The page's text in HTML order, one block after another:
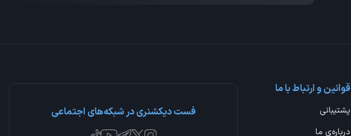
قوانین و ارتباط با ما
پشتیبانی
درباره‌ی ما
فست دیکشنری در شبکه‌های اجتماعی